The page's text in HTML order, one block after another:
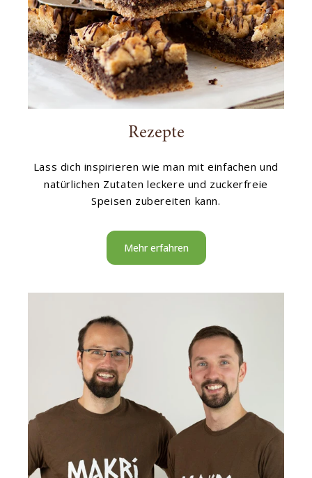
Rezepte
Lass dich inspirieren wie man mit einfachen und
natürlichen Zutaten leckere und zuckerfreie
Speisen zubereiten kann.
Mehr erfahren